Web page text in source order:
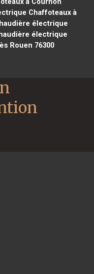
Chaffoteaux à
électrique
électrique
Rouen 76300